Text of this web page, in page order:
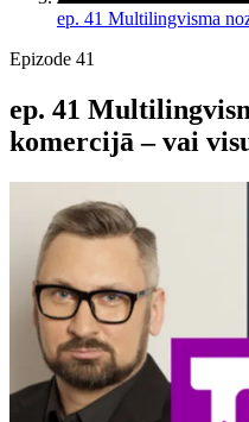
ep. 41 Multilingvisma
Epizode 41
ep. 41
komercijā – vai